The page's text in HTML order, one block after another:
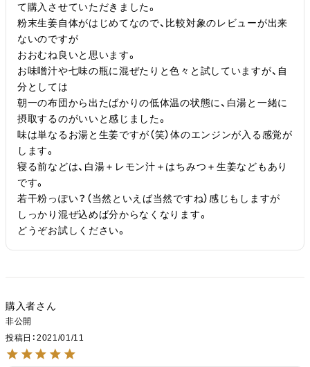
て購入させていただきました。
粉末生姜自体がはじめてなので、比較対象のレビューが出来
ないのですが
おおむね良いと思います。
お味噌汁や七味の瓶に混ぜたりと色々と試していますが、自
分としては
朝一の布団から出たばかりの低体温の状態に、白湯と一緒に
摂取するのがいいと感じました。
味は単なるお湯と生姜ですが（笑）体のエンジンが入る感覚が
します。
寝る前などは、白湯＋レモン汁＋はちみつ＋生姜などもあり
です。
若干粉っぽい？（当然といえば当然ですね）感じもしますが
しっかり混ぜ込めば分からなくなります。
どうぞお試しください。
購入者
非公開
投稿日
2021/01/11